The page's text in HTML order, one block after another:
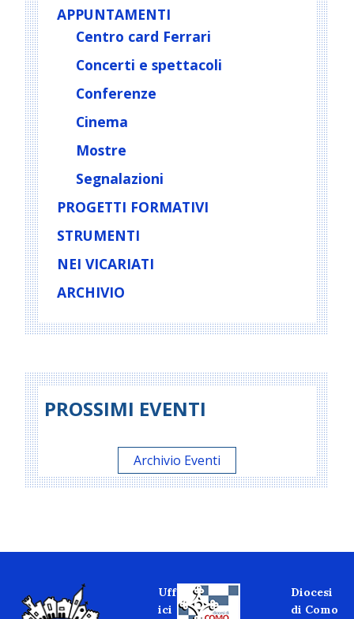
APPUNTAMENTI
Centro card Ferrari
Concerti e spettacoli
Conferenze
Cinema
Mostre
Segnalazioni
PROGETTI FORMATIVI
STRUMENTI
NEI VICARIATI
ARCHIVIO
PROSSIMI EVENTI
Archivio Eventi
Uff
ici
Diocesi
di Como